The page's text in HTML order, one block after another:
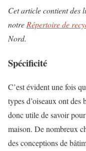
Cet article contient des
notre Répertoire de
Nord.
Spécificité
C’est évident une fois
types d’oiseaux ont
donc utile de savoir
maison. De nombreux
des conceptions de